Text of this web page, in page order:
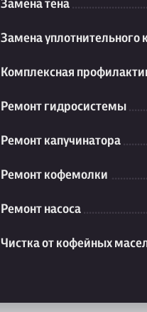
Замена тена
Замена уплотнительного
Комплексная
Ремонт гидросистемы
Ремонт капучинатора
Ремонт кофемолки
Ремонт насоса
Чистка от кофейных